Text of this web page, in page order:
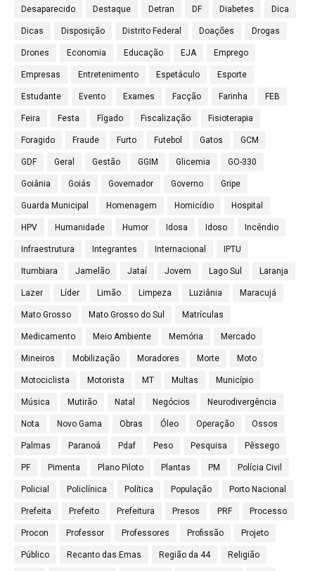
Desaparecido Destaque Detran DF Diabetes Dica
Dicas Disposição Distrito Federal Doações Drogas
Drones Economia Educação EJA Emprego
Empresas Entretenimento Espetáculo Esporte
Estudante Evento Exames Facção Farinha FEB
Feira Festa Fígado Fiscalização Fisioterapia
Foragido Fraude Furto Futebol Gatos GCM
GDF Geral Gestão GGIM Glicemia GO-330
Goiânia Goiás Governador Governo Gripe
Guarda Municipal Homenagem Homicídio Hospital
HPV Humanidade Humor Idosa Idoso Incêndio
Infraestrutura Integrantes Internacional IPTU
Itumbiara Jamelão Jataí Jovem Lago Sul Laranja
Lazer Líder Limão Limpeza Luziânia Maracujá
Mato Grosso Mato Grosso do Sul Matrículas
Medicamento Meio Ambiente Memória Mercado
Mineiros Mobilização Moradores Morte Moto
Motociclista Motorista MT Multas Município
Música Mutirão Natal Negócios Neurodivergência
Nota Novo Gama Obras Óleo Operação Ossos
Palmas Paranoá Pdaf Peso Pesquisa Pêssego
PF Pimenta Plano Piloto Plantas PM Polícia Civil
Policial Policlínica Política População Porto Nacional
Prefeita Prefeito Prefeitura Presos PRF Processo
Procon Professor Professores Profissão Projeto
Público Recanto das Emas Região da 44 Religião